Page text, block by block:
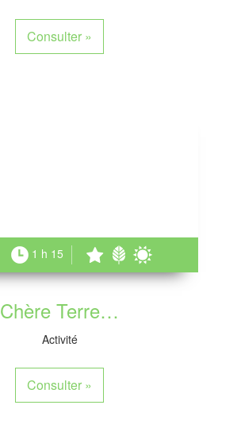
Consulter »
1 h 15
Chère Terre…
Activité
Consulter »